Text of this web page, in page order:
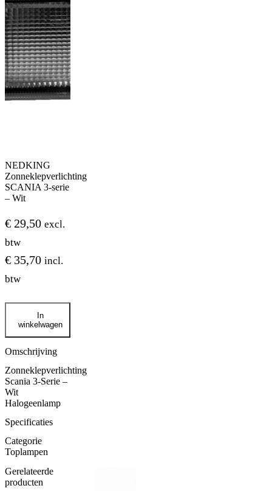
NEDKING
Zonneklepverlichting
SCANIA 3-serie
– Wit
€ 29,50 excl.
btw
€ 35,70 incl.
btw
NEDKING
Zonneklepverlichting
SCANIA
3-
serie
Wit
aantal
In
winkelwagen
Omschrijving
Zonneklepverlichting
Scania 3-Serie –
Wit
Halogeenlamp
Specificaties
Categorie
Toplampen
Gerelateerde
producten